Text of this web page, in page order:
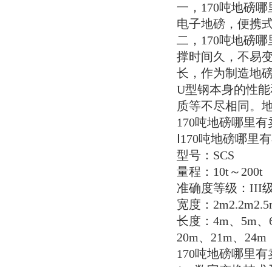
一，170吨地磅
电子地磅，便携
二，170吨地磅
撑时间久，不易
长，作为制造地
U型钢本身的性
质等不尽相同。
170吨地磅哪里
Ⅰ170吨地磅哪里
型号：SCS
量程：10t～200t
准确度等级：III
宽度：
长度：4m、5m、
20m、21m、24m
170吨地磅哪里有